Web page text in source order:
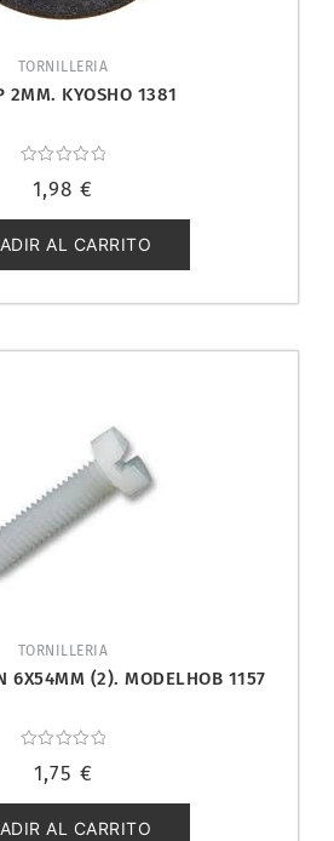
TORNILLERIA
2MM. KYOSHO 1381
con
de
5
1,98 €
AL CARRITO
TORNILLERIA
6X54MM (2). MODELHOB 1157
con
de
5
1,75 €
AL CARRITO